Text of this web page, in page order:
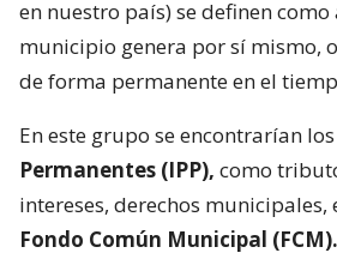
en nuestro país) se definen
municipio genera por sí mismo,
de forma permanente en el
En este grupo se encontrarían los
Permanentes (IPP), como
intereses, derechos municipales,
Fondo Común Municipal (FCM).